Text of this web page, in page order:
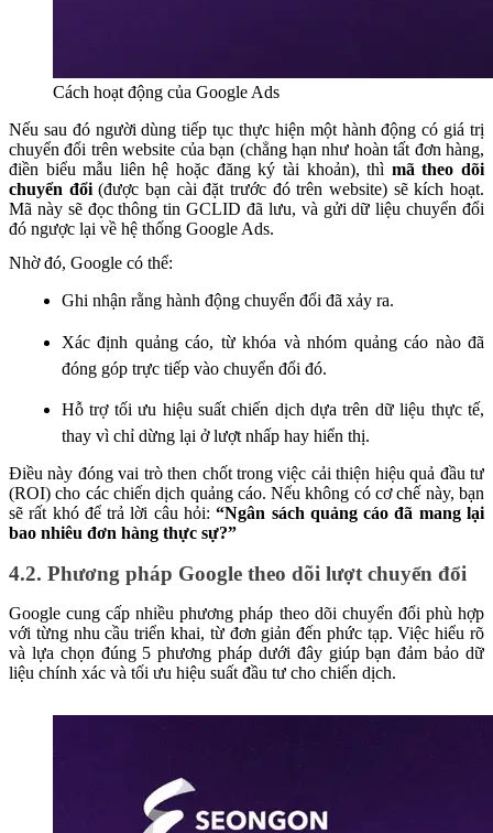
Cách hoạt động của Google Ads
Nếu sau đó người dùng tiếp tục thực hiện một hành động có giá trị
chuyển đổi trên website của bạn (chẳng hạn như hoàn tất đơn hàng,
điền biểu mẫu liên hệ hoặc đăng ký tài khoản), thì mã theo dõi
chuyển đổi(được bạn cài đặt trước đó trên website) sẽ kích hoạt.
Mã này sẽ đọc thông tin GCLID đã lưu, và gửi dữ liệu chuyển đổi
đó ngược lại về hệ thống Google Ads.
Nhờ đó, Google có thể:
Ghi nhận rằng hành động chuyển đổi đã xảy ra.
Xác định quảng cáo, từ khóa và nhóm quảng cáo nào đã
đóng góp trực tiếp vào chuyển đổi đó.
Hỗ trợ tối ưu hiệu suất chiến dịch dựa trên dữ liệu thực tế,
thay vì chỉ dừng lại ở lượt nhấp hay hiển thị.
Điều này đóng vai trò then chốt trong việc cải thiện hiệu quả đầu tư
(ROI) cho các chiến dịch quảng cáo. Nếu không có cơ chế này, bạn
sẽ rất khó để trả lời câu hỏi:“Ngân sách quảng cáo đã mang lại
bao nhiêu đơn hàng thực sự?”
4.2. Phương pháp Google theo dõi lượt chuyển đổi
Google cung cấp nhiều phương pháp theo dõi chuyển đổi phù hợp
với từng nhu cầu triển khai, từ đơn giản đến phức tạp. Việc hiểu rõ
và lựa chọn đúng 5 phương pháp dưới đây giúp bạn đảm bảo dữ
liệu chính xác và tối ưu hiệu suất đầu tư cho chiến dịch.